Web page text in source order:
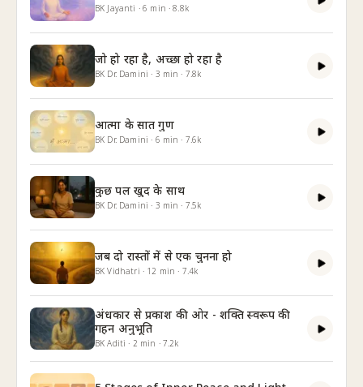
BK Jayanti ·6 min ·8.8k
जो हो रहा है, अच्छा हो रहा है
BK Dr. Damini · 3 min · 7.8k
आत्मा के सात गुण
BK Dr. Damini · 6 min · 7.6k
कुछ पल खुद के साथ
BK Dr. Damini · 3 min · 7.5k
जब दो रास्तों में से एक चुनना हो
BK Vidhatri · 12 min · 7.4k
अंधकार से प्रकाश की ओर - शक्ति स्वरूप की
गहन अनुभूति
BK Aditi · 2 min · 7.2k